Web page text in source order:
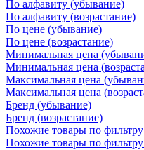
По алфавиту (убывание)
По алфавиту (возрастание)
По цене (убывание)
По цене (возрастание)
Минимальная цена
Минимальная цена
Максимальная цена
Максимальная цена
Бренд (убывание)
Бренд (возрастание)
Похожие товары по
Похожие товары по фильтру